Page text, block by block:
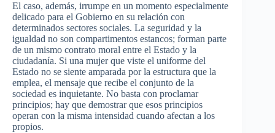
El caso, además, irrumpe en un momento especialmente
delicado para el Gobierno en su relación con
determinados sectores sociales. La seguridad y la
igualdad no son compartimentos estancos; forman parte
de un mismo contrato moral entre el Estado y la
ciudadanía. Si una mujer que viste el uniforme del
Estado no se siente amparada por la estructura que la
emplea, el mensaje que recibe el conjunto de la
sociedad es inquietante. No basta con proclamar
principios; hay que demostrar que esos principios
operan con la misma intensidad cuando afectan a los
propios.